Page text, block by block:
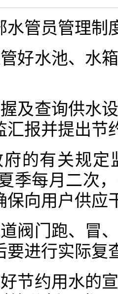
水管员管理制
好水池、水
及查询供水
汇报并提出节
的有关规定
季每月二次
保向用户供应
阀门跑、冒
要进行实际复
节约用水的